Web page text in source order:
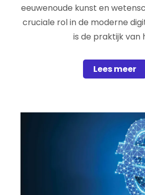
eeuwenoude kunst en
cruciale rol in de moderne
is de praktijk van
Lees meer